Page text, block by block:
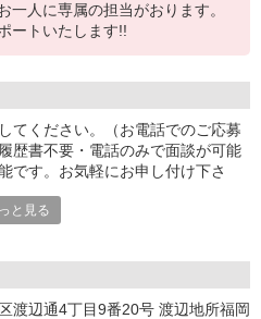
一人に専属の担当がおります。
ートいたします!!
てください。（お電話でのご応募
歴書不要・電話のみで面談が可能
です。お気軽にお申し付け下さ
と見る
渡辺通4丁目9番20号 渡辺地所福岡